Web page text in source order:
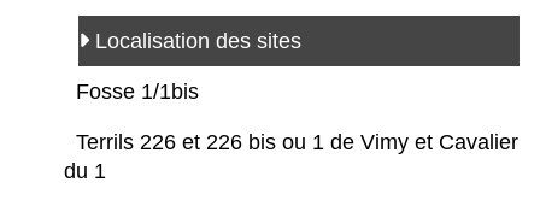
Localisation des sites
Fosse 1/1bis
Terrils 226 et 226 bis ou 1 de Vimy et Cavalier
du 1